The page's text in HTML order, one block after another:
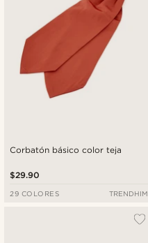
Corbatón básico color teja
$29.90
29 COLORES TRENDHIM